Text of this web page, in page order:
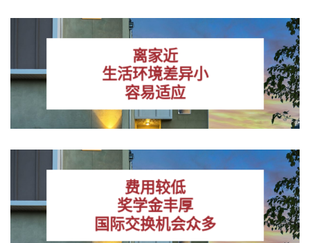
离家近
生活环境差异小
容易适应
费用较低
奖学金丰厚
国际交换机会众多